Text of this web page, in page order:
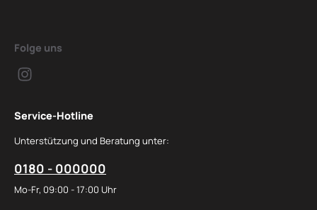
Folge uns
Service-Hotline
Unterstützung und Beratung unter:
0180 - 000000
Mo-Fr, 09:00 - 17:00 Uhr